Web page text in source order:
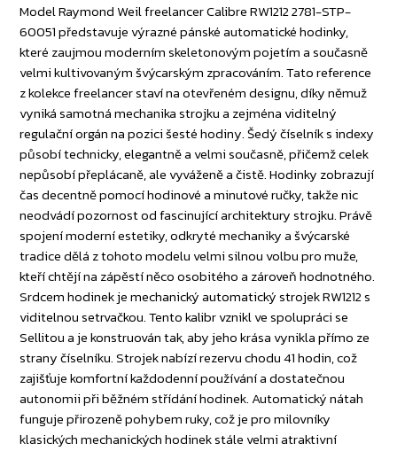
Model Raymond Weil freelancer Calibre RW1212 2781-STP-
60051 představuje výrazné pánské automatické hodinky,
které zaujmou moderním skeletonovým pojetím a současně
velmi kultivovaným švýcarským zpracováním. Tato reference
z kolekce freelancer staví na otevřeném designu, díky němuž
vyniká samotná mechanika strojku a zejména viditelný
regulační orgán na pozici šesté hodiny. Šedý číselník s indexy
působí technicky, elegantně a velmi současně, přičemž celek
nepůsobí přeplácaně, ale vyváženě a čistě. Hodinky zobrazují
čas decentně pomocí hodinové a minutové ručky, takže nic
neodvádí pozornost od fascinující architektury strojku. Právě
spojení moderní estetiky, odkryté mechaniky a švýcarské
tradice dělá z tohoto modelu velmi silnou volbu pro muže,
kteří chtějí na zápěstí něco osobitého a zároveň hodnotného.
Srdcem hodinek je mechanický automatický strojek RW1212 s
viditelnou setrvačkou. Tento kalibr vznikl ve spolupráci se
Sellitou a je konstruován tak, aby jeho krása vynikla přímo ze
strany číselníku. Strojek nabízí rezervu chodu 41 hodin, což
zajišťuje komfortní každodenní používání a dostatečnou
autonomii při běžném střídání hodinek. Automatický nátah
funguje přirozeně pohybem ruky, což je pro milovníky
klasických mechanických hodinek stále velmi atraktivní